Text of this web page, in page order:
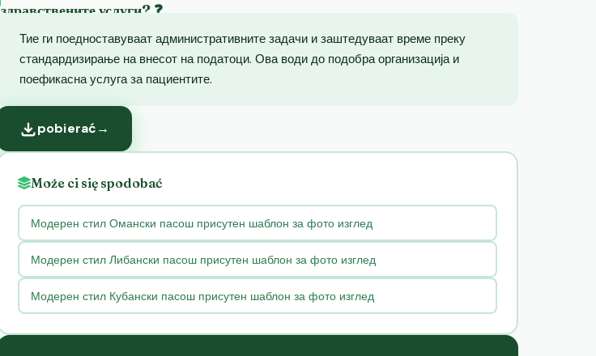
здравствените услуги? ❓
Тие ги поедноставуваат административните задачи и заштедуваат време преку
стандардизирање на внесот на податоци. Ова води до подобра организација и
поефикасна услуга за пациентите.
pobierać→
Może ci się spodobać
Модерен стил Омански пасош присутен шаблон за фото изглед
Модерен стил Либански пасош присутен шаблон за фото изглед
Модерен стил Кубански пасош присутен шаблон за фото изглед